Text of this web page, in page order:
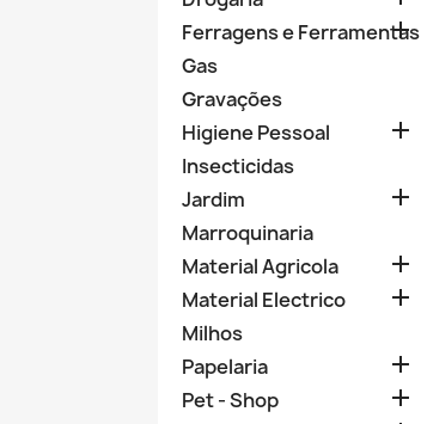
Ferragens e Ferramentas

Gas
Gravações
Higiene Pessoal

Insecticidas
Jardim

Marroquinaria
Material Agricola

Material Electrico 
Milhos
Papelaria

Pet - Shop 